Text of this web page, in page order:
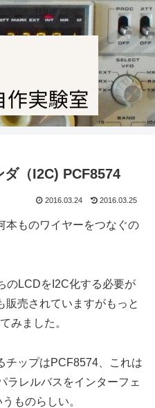
JF1PTL
（I2C) PCF8574
2016.03.24 2016.03.25
本ものワイヤーをつなぐの
のLCDをI2C化する必要が
販売されていますがもっと
みました。
チップはPCF8574、これは
ラレルバスをインターフェ
ものらしい。